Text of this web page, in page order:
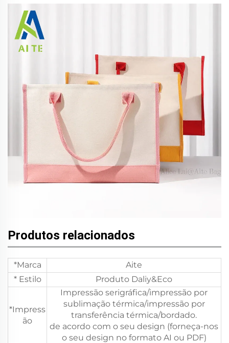
Produtos relacionados
*Marca
Aite
* Estilo
Produto Daliy&Eco
*Impress
ão
Impressão serigráfica/impressão por
sublimação térmica/impressão por
transferência térmica/bordado.
de acordo com o seu design (forneça-nos
o seu design no formato AI ou PDF)